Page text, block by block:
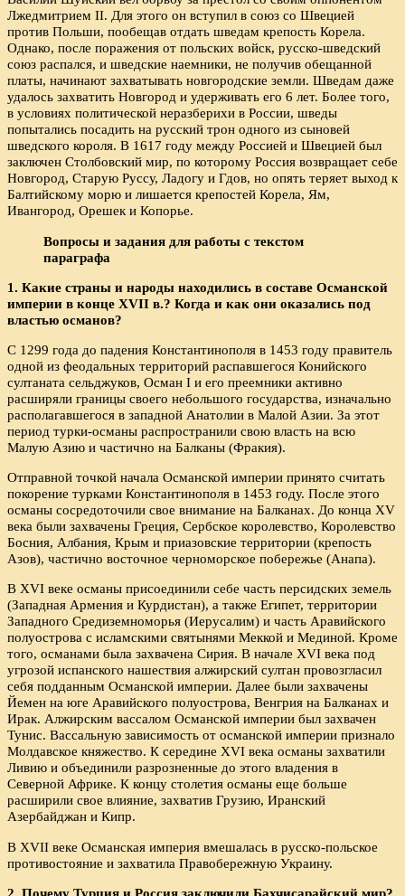
Лжедмитрием II. Для этого он вступил в союз со Швецией
против Польши, пообещав отдать шведам крепость Корела.
Однако, после поражения от польских войск, русско-шведский
союз распался, и шведские наемники, не получив обещанной
платы, начинают захватывать новгородские земли. Шведам даже
удалось захватить Новгород и удерживать его 6 лет. Более того,
в условиях политической неразберихи в России, шведы
попытались посадить на русский трон одного из сыновей
шведского короля. В 1617 году между Россией и Швецией был
заключен Столбовский мир, по которому Россия возвращает себе
Новгород, Старую Руссу, Ладогу и Гдов, но опять теряет выход к
Балтийскому морю и лишается крепостей Корела, Ям,
Ивангород, Орешек и Копорье.
Вопросы и задания для работы с текстом
параграфа
1. Какие страны и народы находились в составе Османской
империи в конце XVII в.? Когда и как они оказались под
властью османов?
С 1299 года до падения Константинополя в 1453 году правитель
одной из феодальных территорий распавшегося Конийского
султаната сельджуков, Осман I и его преемники активно
расширяли границы своего небольшого государства, изначально
располагавшегося в западной Анатолии в Малой Азии. За этот
период турки-османы распространили свою власть на всю
Малую Азию и частично на Балканы (Фракия).
Отправной точкой начала Османской империи принято считать
покорение турками Константинополя в 1453 году. После этого
османы сосредоточили свое внимание на Балканах. До конца XV
века были захвачены Греция, Сербское королевство, Королевство
Босния, Албания, Крым и приазовские территории (крепость
Азов), частично восточное черноморское побережье (Анапа).
В XVI веке османы присоединили себе часть персидских земель
(Западная Армения и Курдистан), а также Египет, территории
Западного Средиземноморья (Иерусалим) и часть Аравийского
полуострова с исламскими святынями Меккой и Мединой. Кроме
того, османами была захвачена Сирия. В начале XVI века под
угрозой испанского нашествия алжирский султан провозгласил
себя подданным Османской империи. Далее были захвачены
Йемен на юге Аравийского полуострова, Венгрия на Балканах и
Ирак. Алжирским вассалом Османской империи был захвачен
Тунис. Вассальную зависимость от османской империи признало
Молдавское княжество. К середине XVI века османы захватили
Ливию и объединили разрозненные до этого владения в
Северной Африке. К концу столетия османы еще больше
расширили свое влияние, захватив Грузию, Иранский
Азербайджан и Кипр.
В XVII веке Османская империя вмешалась в русско-польское
противостояние и захватила Правобережную Украину.
2. Почему Турция и Россия заключили Бахчисарайский мир?